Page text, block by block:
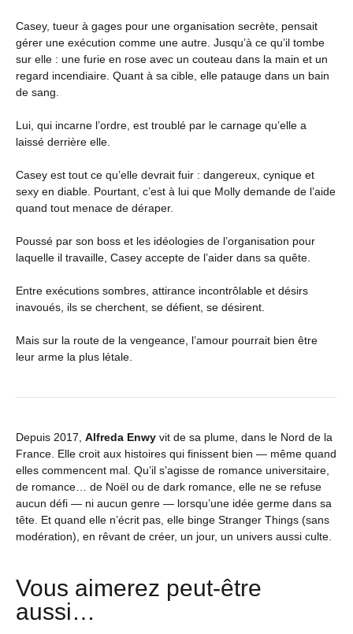
Casey, tueur à gages pour une organisation secrète, pensait
gérer une exécution comme une autre. Jusqu’à ce qu’il tombe
sur elle : une furie en rose avec un couteau dans la main et un
regard incendiaire. Quant à sa cible, elle patauge dans un bain
de sang.
Lui, qui incarne l’ordre, est troublé par le carnage qu’elle a
laissé derrière elle.
Casey est tout ce qu’elle devrait fuir : dangereux, cynique et
sexy en diable. Pourtant, c’est à lui que Molly demande de l’aide
quand tout menace de déraper.
Poussé par son boss et les idéologies de l’organisation pour
laquelle il travaille, Casey accepte de l’aider dans sa quête.
Entre exécutions sombres, attirance incontrôlable et désirs
inavoués, ils se cherchent, se défient, se désirent.
Mais sur la route de la vengeance, l’amour pourrait bien être
leur arme la plus létale.
Depuis 2017, Alfreda Enwy vit de sa plume, dans le Nord de la
France. Elle croit aux histoires qui finissent bien — même quand
elles commencent mal. Qu’il s’agisse de romance universitaire,
de romance… de Noël ou de dark romance, elle ne se refuse
aucun défi — ni aucun genre — lorsqu’une idée germe dans sa
tête. Et quand elle n’écrit pas, elle binge Stranger Things (sans
modération), en rêvant de créer, un jour, un univers aussi culte.
Vous aimerez peut-être
aussi…